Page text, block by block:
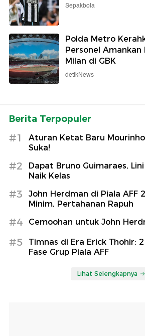
Sepakbola
Polda Metro
Personel Amankan
Milan di GBK
detikNews
Berita Terpopuler
#1
Aturan Ketat Baru
Suka!
#2
Dapat Bruno Guimaraes,
Naik Kelas
#3
John Herdman di Piala AFF
Minim, Pertahanan Rapuh
#4 Cemoohan untuk John
#5
Timnas di Era Erick Thohir:
Fase Grup Piala AFF
Lihat Selengkapnya